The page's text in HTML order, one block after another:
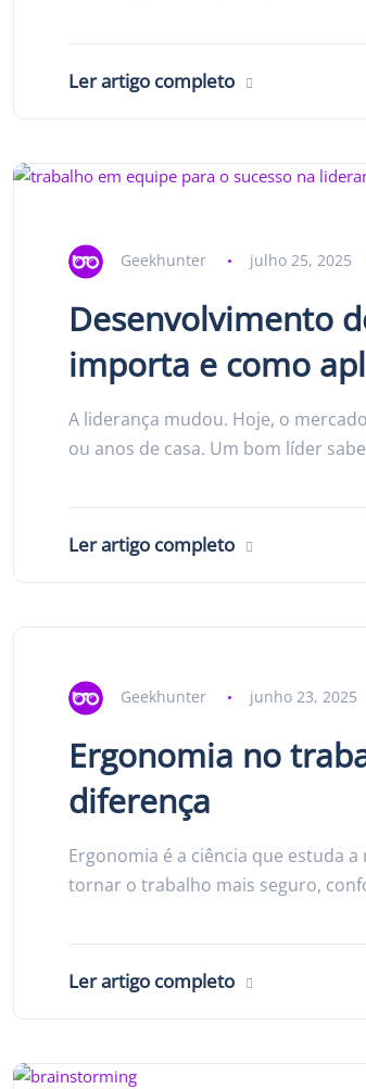
Ler artigo completo
Geekhunter julho 25, 2025
Desenvolvimento
importa e como
A liderança mudou. Hoje, o
ou anos de casa. Um bom líder
Ler artigo completo
Geekhunter junho 23, 2025
Ergonomia no
diferença
Ergonomia é a ciência que estuda
tornar o trabalho mais seguro,
Ler artigo completo